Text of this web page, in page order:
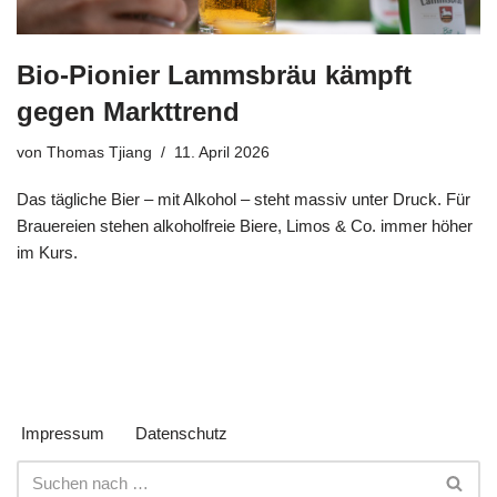
Bio-Pionier Lammsbräu kämpft
gegen Markttrend
von Thomas Tjiang 11. April 2026
Das tägliche Bier – mit Alkohol – steht massiv unter Druck. Für
Brauereien stehen alkoholfreie Biere, Limos & Co. immer höher
im Kurs.
Impressum Datenschutz